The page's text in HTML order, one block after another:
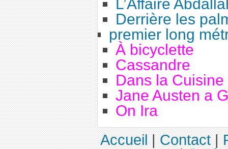
L’Affaire
Derrière les
premier long
À bicyclette
Cassandre
Dans la
Jane Austen a
On Ira
Accueil|Contact|